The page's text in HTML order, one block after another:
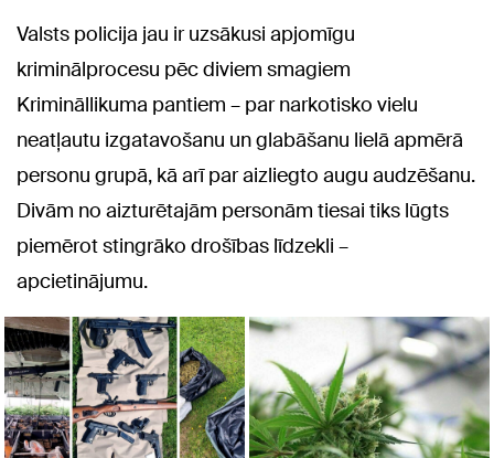
Valsts policija jau ir uzsākusi apjomīgu
kriminālprocesu pēc diviem smagiem
Krimināllikuma pantiem – par narkotisko vielu
neatļautu izgatavošanu un glabāšanu lielā apmērā
personu grupā, kā arī par aizliegto augu audzēšanu.
Divām no aizturētajām personām tiesai tiks lūgts
piemērot stingrāko drošības līdzekli –
apcietinājumu.